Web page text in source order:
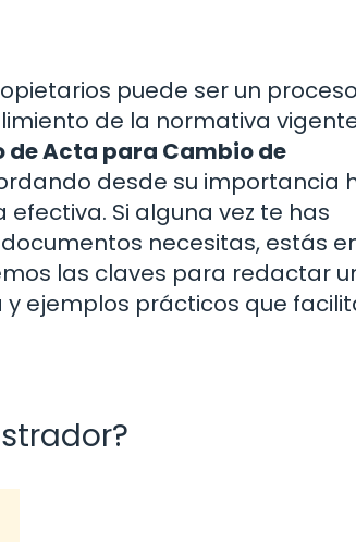
puede ser un proceso
de la normativa
de Acta para Cambio de
desde su importancia
Si alguna vez te has
necesitas, estás
las claves para redactar
ejemplos prácticos que